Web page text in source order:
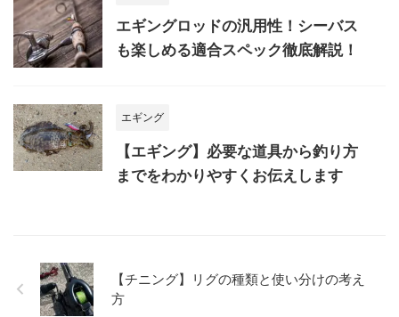
エギングロッドの汎用性！シーバス
も楽しめる適合スペック徹底解説！
エギング
【エギング】必要な道具から釣り方
までをわかりやすくお伝えします
【チニング】リグの種類と使い分けの考え
方